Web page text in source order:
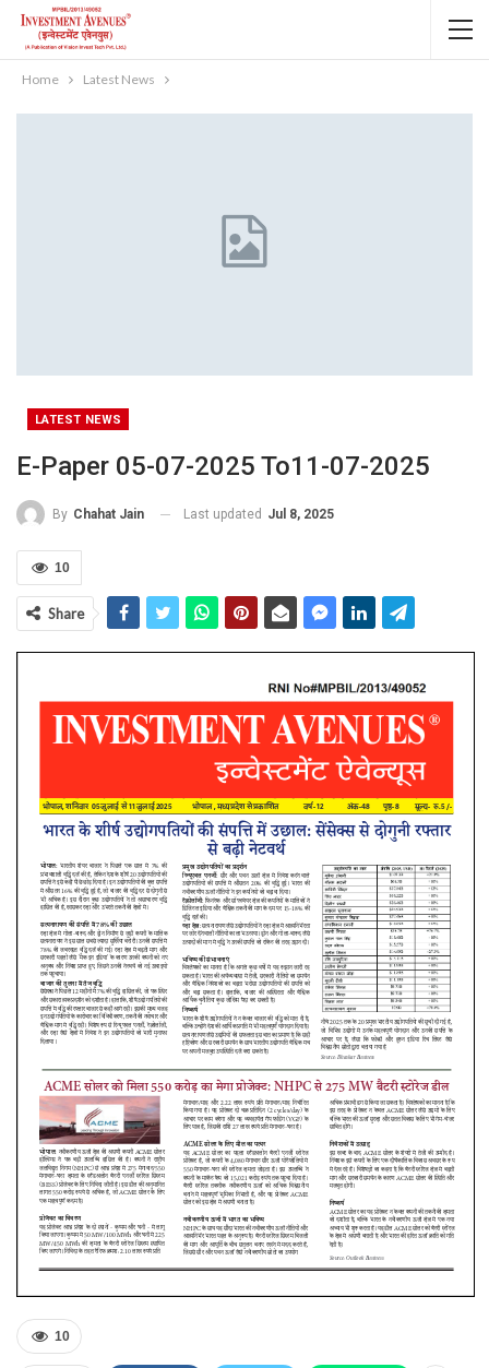
Home Latest News
LATEST NEWS
E-Paper 05-07-2025 To11-07-2025
By Chahat Jain Last updated Jul 8, 2025
10
Share
10